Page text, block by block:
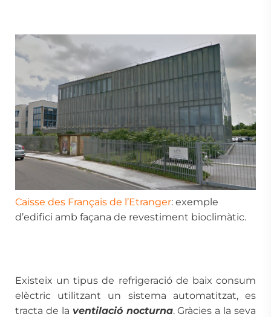
Caisse des Français de l’Etranger: exemple
d’edifici amb façana de revestiment bioclimàtic.
Existeix un tipus de refrigeració de baix consum
elèctric utilitzant un sistema automatitzat, es
tracta de la ventilació nocturna. Gràcies a la seva